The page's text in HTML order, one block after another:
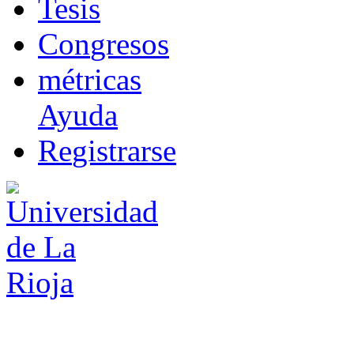
T esis
Congresos
métricas
Ayuda
Registrarse